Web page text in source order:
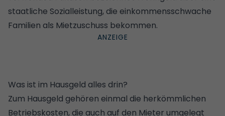
staatliche Sozialleistung, die einkommensschwache
Familien als Mietzuschuss bekommen.
Was ist im Hausgeld alles drin?
Zum Hausgeld gehören einmal die herkömmlichen
Betriebskosten, die auch auf den Mieter umgelegt